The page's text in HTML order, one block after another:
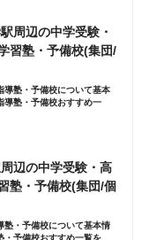
周辺の中学受験・
習塾・予備校(集団/
導塾・予備校について基本
導塾・予備校おすすめ一
辺の中学受験・高
塾・予備校(集団/個
塾・予備校について基本情
・予備校おすすめ一覧を